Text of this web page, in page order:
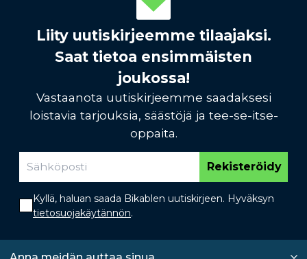
Liity uutiskirjeemme tilaajaksi.
Saat tietoa ensimmäisten
joukossa!
Vastaanota uutiskirjeemme saadaksesi
loistavia tarjouksia, säästöjä ja tee-se-itse-
oppaita.
Rekisteröidy
Kyllä, haluan saada Bikablen uutiskirjeen. Hyväksyn
tietosuojakäytännön.